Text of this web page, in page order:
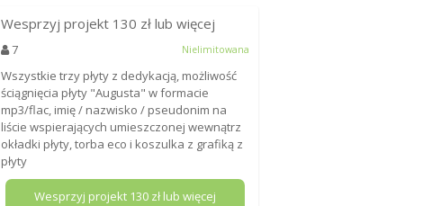
Wesprzyj projekt 130 zł lub więcej
7 Nielimitowana
Wszystkie trzy płyty z dedykacją, możliwość
ściągnięcia płyty "Augusta" w formacie
mp3/flac, imię / nazwisko / pseudonim na
liście wspierających umieszczonej wewnątrz
okładki płyty, torba eco i koszulka z grafiką z
płyty
Wesprzyj projekt 130zł lub więcej